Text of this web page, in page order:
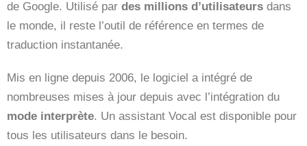
de Google. Utilisé par des millions d’utilisateurs dans
le monde, il reste l’outil de référence en termes de
traduction instantanée.
Mis en ligne depuis 2006, le logiciel a intégré de
nombreuses mises à jour depuis avec l’intégration du
mode interprète. Un assistant Vocal est disponible pour
tous les utilisateurs dans le besoin.